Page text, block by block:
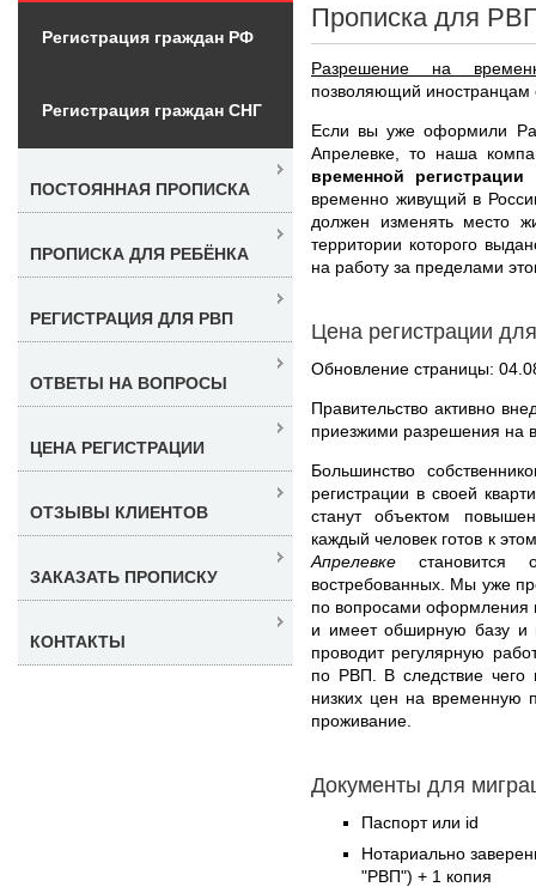
Прописка для
Разрешение на
позволяющий иностранцам
Если вы уже оформили
Апрелевке, то наша
временной
временно живущий в
должен изменять место
территории которого
на работу за пределами
Цена регистрации
Обновление страницы:
Правительство активно
приезжими разрешения на
Большинство
регистрации в своей
станут объектом
каждый человек готов к
Апрелевке становится
востребованных. Мы уже
по вопросами оформления
и имеет обширную базу и
проводит регулярную
по РВП. В следствие чего
низких цен на временную
проживание.
Документы для
Паспорт или id
Нотариально
"РВП") + 1 копия
Регистрация граждан РФ
Регистрация граждан СНГ
ПОСТОЯННАЯ ПРОПИСКА
ПРОПИСКА ДЛЯ РЕБЁНКА
РЕГИСТРАЦИЯ ДЛЯ РВП
ОТВЕТЫ НА ВОПРОСЫ
ЦЕНА РЕГИСТРАЦИИ
ОТЗЫВЫ КЛИЕНТОВ
ЗАКАЗАТЬ ПРОПИСКУ
КОНТАКТЫ